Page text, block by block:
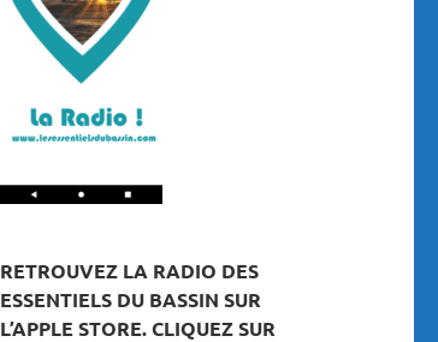
RETROUVEZ LA RADIO DES
ESSENTIELS DU BASSIN SUR
L’APPLE STORE. CLIQUEZ SUR